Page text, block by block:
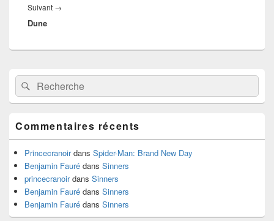
Suivant →
Dune
Zone
principale
de
widget
barre
latérale
Recherche :Rechercher
Commentaires récents
Princecranoirdans Spider-Man: Brand New Day
Benjamin Fauré dans Sinners
princecranoirdans Sinners
Benjamin Fauré dans Sinners
Benjamin Fauré dans Sinners